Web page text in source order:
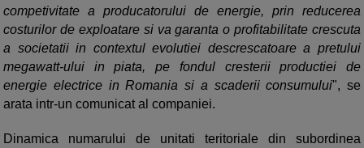
competivitate a producatorului de energie, prin reducerea
costurilor de exploatare si va garanta o profitabilitate crescuta
a societatii in contextul evolutiei descrescatoare a pretului
megawatt-ului in piata, pe fondul cresterii productiei de
energie electrice in Romania si a scaderii consumului", se
arata intr-un comunicat al companiei.
Dinamica numarului de unitati teritoriale din subordinea